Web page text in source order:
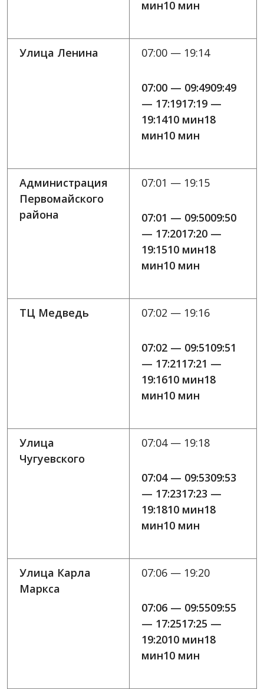
мин10 мин
Улица Ленина 07:00 — 19:14
07:00 — 09:4909:49
— 17:1917:19 —
19:1410 мин18
мин10 мин
Администрация
Первомайского
района
07:01 — 19:15
07:01 — 09:5009:50
— 17:2017:20 —
19:1510 мин18
мин10 мин
ТЦ Медведь 07:02 — 19:16
07:02 — 09:5109:51
— 17:2117:21 —
19:1610 мин18
мин10 мин
Улица
Чугуевского
07:04 — 19:18
07:04 — 09:5309:53
— 17:2317:23 —
19:1810 мин18
мин10 мин
Улица Карла
Маркса
07:06 — 19:20
07:06 — 09:5509:55
— 17:2517:25 —
19:2010 мин18
мин10 мин